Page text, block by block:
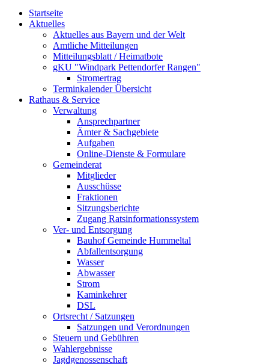
Startseite
Aktuelles
Aktuelles aus Bayern und der Welt
Amtliche Mitteilungen
Mitteilungsblatt / Heimatbote
gKU "Windpark Pettendorfer Rangen"
Stromertrag
Terminkalender Übersicht
Rathaus & Service
Verwaltung
Ansprechpartner
Ämter & Sachgebiete
Aufgaben
Online-Dienste & Formulare
Gemeinderat
Mitglieder
Ausschüsse
Fraktionen
Sitzungsberichte
Zugang Ratsinformationssystem
Ver- und Entsorgung
Bauhof Gemeinde Hummeltal
Abfallentsorgung
Wasser
Abwasser
Strom
Kaminkehrer
DSL
Ortsrecht / Satzungen
Satzungen und Verordnungen
Steuern und Gebühren
Wahlergebnisse
Jagdgenossenschaft